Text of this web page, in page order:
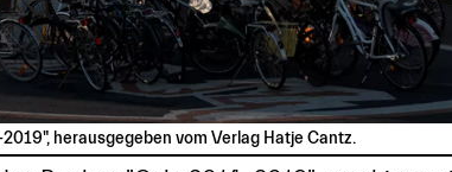
herausgegeben vom Verlag Hatje Cantz.